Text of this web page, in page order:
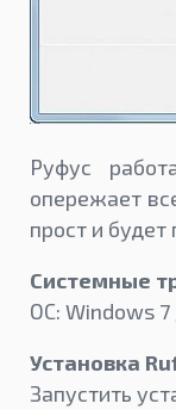
Руфус
опережает
прост и
Системные
ОС: Windows
Установка
Запустить